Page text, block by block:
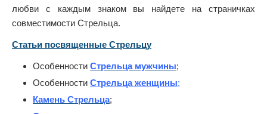
любви с каждым знаком вы найдете на страничках
совместимости Стрельца.
Статьи посвященные Стрельцу
Особенности Стрельца мужчины;
Особенности Стрельца женщины;
Камень Стрельца;